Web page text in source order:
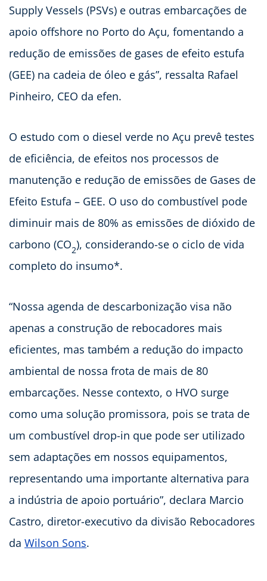
Supply Vessels (PSVs) e outras embarcações de
apoio offshore no Porto do Açu, fomentando a
redução de emissões de gases de efeito estufa
(GEE) na cadeia de óleo e gás”, ressalta Rafael
Pinheiro, CEO da efen.
O estudo com o diesel verde no Açu prevê testes
de eficiência, de efeitos nos processos de
manutenção e redução de emissões de Gases de
Efeito Estufa – GEE. O uso do combustível pode
diminuir mais de 80% as emissões de dióxido de
carbono (CO2), considerando-se o ciclo de vida
completo do insumo*.
“Nossa agenda de descarbonização visa não
apenas a construção de rebocadores mais
eficientes, mas também a redução do impacto
ambiental de nossa frota de mais de 80
embarcações. Nesse contexto, o HVO surge
como uma solução promissora, pois se trata de
um combustível drop-in que pode ser utilizado
sem adaptações em nossos equipamentos,
representando uma importante alternativa para
a indústria de apoio portuário”, declara Marcio
Castro, diretor-executivo da divisão Rebocadores
da Wilson Sons.